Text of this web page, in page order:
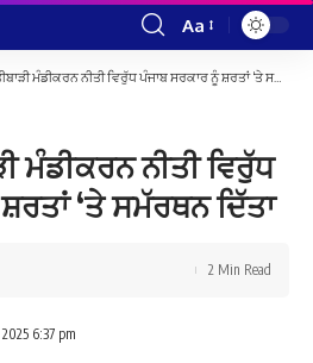
Font
Resizer
Aa
ਮੰਡੀਕਰਨ ਨੀਤੀ ਵਿਰੁੱਧ ਪੰਜਾਬ ਸਰਕਾਰ ਨੂੰ ਸ਼ਰਤਾਂ ‘ਤੇ ਸਮੱਰਥਨ ਦਿੱਤਾ
ਮੰਡੀਕਰਨ ਨੀਤੀ ਵਿਰੁੱਧ
‘ਤੇ ਸਮੱਰਥਨ ਦਿੱਤਾ
6:37 pm
2 Min Read